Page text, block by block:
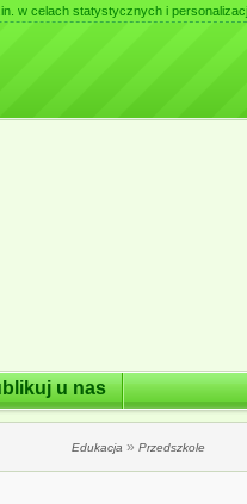
w celach statystycznych i
u nas
Edukacja » Przedszkole